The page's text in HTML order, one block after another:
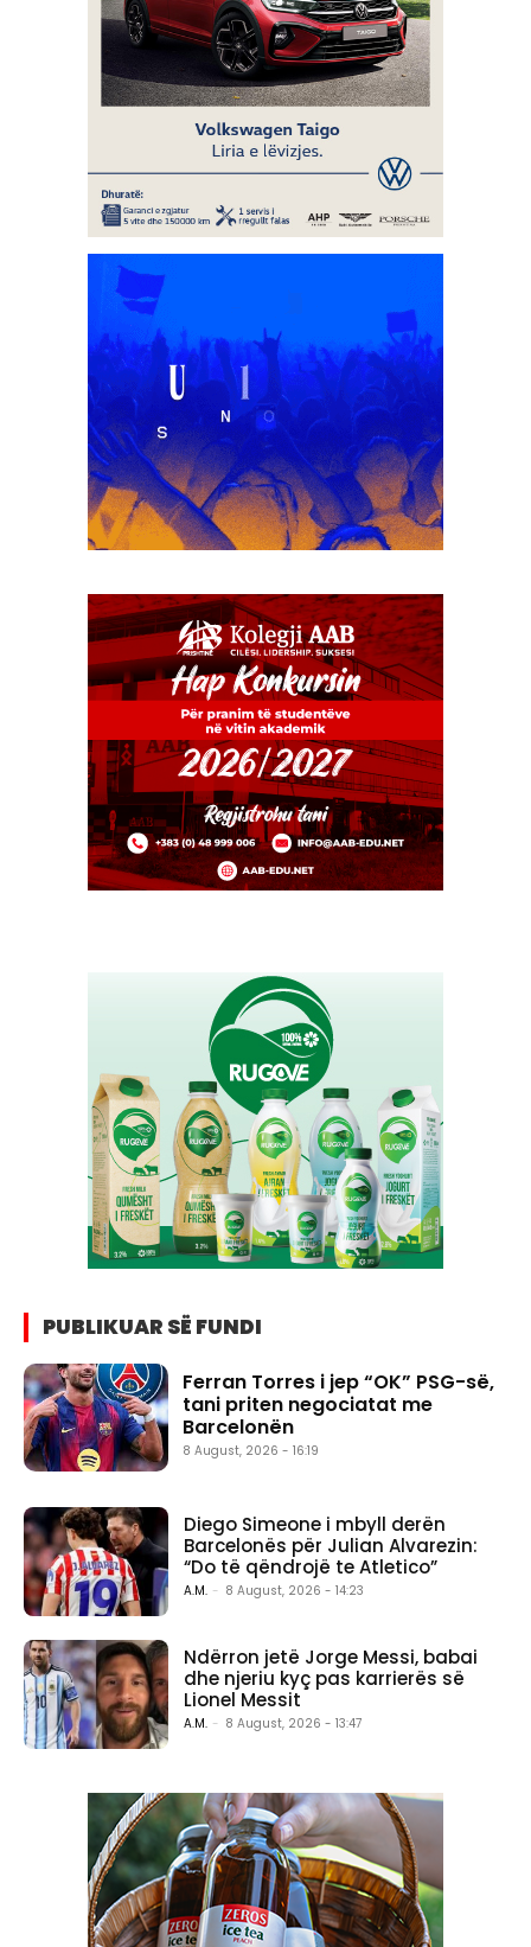
PUBLIKUAR SË FUNDI
Ferran Torres i jep “OK” PSG-së,
tani priten negociatat me
Barcelonën
8 August, 2026 - 16:19
Diego Simeone i mbyll derën
Barcelonës për Julian Alvarezin:
“Do të qëndrojë te Atletico”
A.M. - 8 August, 2026 - 14:23
Ndërron jetë Jorge Messi, babai
dhe njeriu kyç pas karrierës së
Lionel Messit
A.M. - 8 August, 2026 - 13:47